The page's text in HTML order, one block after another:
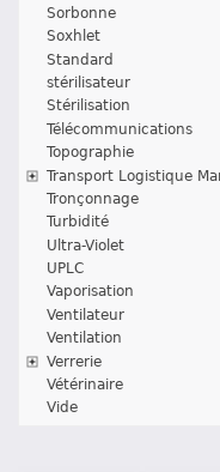
Sorbonne
Soxhlet
Standard
stérilisateur
Stérilisation
Télécommunications
Topographie
Transport Logistique
Tronçonnage
Turbidité
Ultra-Violet
UPLC
Vaporisation
Ventilateur
Ventilation
Verrerie
Vétérinaire
Vide